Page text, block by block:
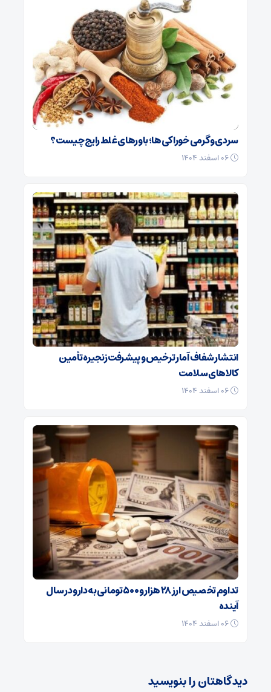
سردی و گرمی خوراکی‌ها؛ باورهای غلط رایج چیست؟
انتشار شفاف آمار ترخیص و پیشرفت زنجیره تأمین
کالاهای سلامت
تداوم تخصیص ارز ۲۸ هزار و ۵۰۰ تومانی به دارو در سال
آینده
دیدگاهتان را بنویسید